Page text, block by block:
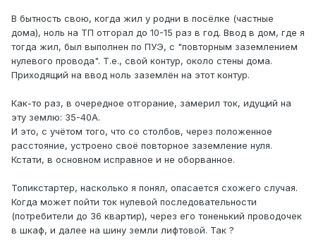
В бытность свою, когда жил у родни в посёлке (частные
дома), ноль на ТП отгорал до 10-15 раз в год. Ввод в дом, где я
тогда жил, был выполнен по ПУЭ, с "повторным заземлением
нулевого провода". Т.е., свой контур, около стены дома.
Приходящий на ввод ноль заземлён на этот контур.
Как-то раз, в очередное отгорание, замерил ток, идущий на
эту землю: 35-40А.
И это, с учётом того, что со столбов, через положенное
расстояние, устроено своё повторное заземление нуля.
Кстати, в основном исправное и не оборванное.
Топикстартер, насколько я понял, опасается схожего случая.
Когда может пойти ток нулевой последовательности
(потребители до 36 квартир), через его тоненький проводочек
в шкаф, и далее на шину земли лифтовой. Так ?